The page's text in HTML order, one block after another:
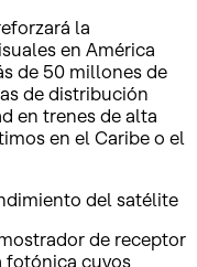
la
en América
de 50 millones de
de distribución
en trenes de alta
en el Caribe o el
del satélite
de receptor
fotónica cuyos